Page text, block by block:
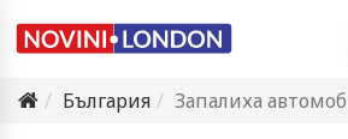
България
Запалиха автомобил